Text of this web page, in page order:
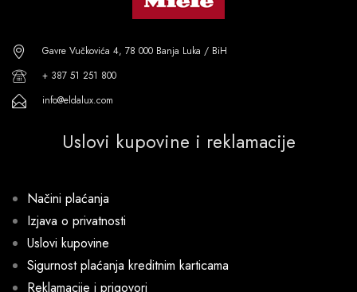
Gavre Vučkovića 4, 78 000 Banja Luka / BiH
+ 387 51 251 800
info@eldalux.com
Uslovi kupovine i reklamacije
Načini plaćanja
Izjava o privatnosti
Uslovi kupovine
Sigurnost plaćanja kreditnim karticama
Reklamacije i prigovori